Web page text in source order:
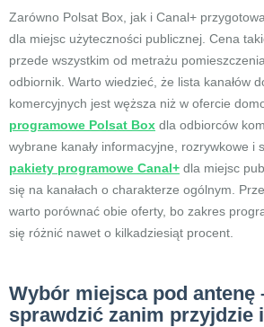
Zarówno Polsat Box, jak i Canal+
dla miejsc użyteczności publicznej. Cena
przede wszystkim od metrażu
odbiornik. Warto wiedzieć, że lista kanałów
komercyjnych jest węższa niż w ofercie
programowe Polsat Box dla odbiorców
wybrane kanały informacyjne, rozrywkowe i
pakiety programowe Canal+ dla miejsc
się na kanałach o charakterze ogólnym.
warto porównać obie oferty, bo zakres
się różnić nawet o kilkadziesiąt procent.
Wybór miejsca pod antenę
sprawdzić zanim przyjdzie